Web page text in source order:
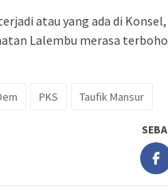
atau yang ada di
Lalembu merasa
PKS Taufik Mansur